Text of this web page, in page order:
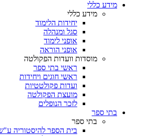
מידע כללי
מידע כללי
יחידות הלימוד
סגל ומנהלה
אופני לימוד
אופני הוראה
מוסדות וועדות הפקולטה
ראשי בתי ספר
ראשי חוגים ויחידות
ועדות פקולטטיות
מועצת הפקולטה
לזכר הנופלים
בתי ספר
בתי ספר
בית הספר להיסטוריה